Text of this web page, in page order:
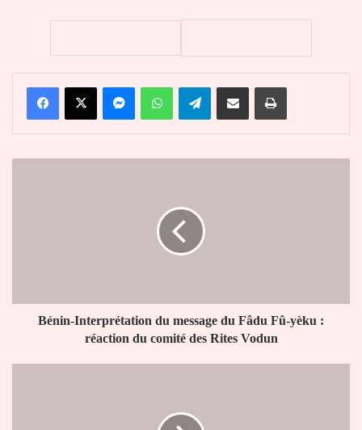
FacebookX MessengerWhatsAppTelegramPartager par email Imprimer
:
réactionBénin-Interprétation du message du Fâdu Fû-yèku :
réaction du comité des Rites Vodun